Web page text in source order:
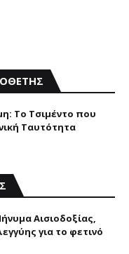
Το Τσιμέντο που
Ταυτότητα
Aισιοδοξίας,
για το φετινό